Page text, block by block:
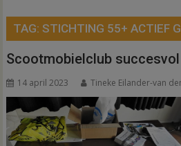
TAG:STICHTING 55+ ACTIEF
Scootmobielclub
14 april 2023 Tineke Eilander-van